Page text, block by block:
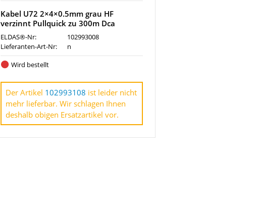
Kabel U72 2×4×0.5mm grau HF
verzinnt Pullquick zu 300m Dca
ELDAS®-Nr:
102993008
Lieferanten-Art-Nr:
n
Wird bestellt
Der Artikel 102993108 ist leider nicht
mehr lieferbar. Wir schlagen Ihnen
deshalb obigen Ersatzartikel vor.